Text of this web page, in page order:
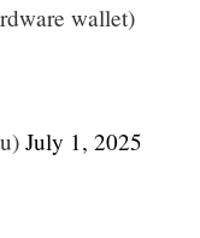
wallet)
July 1, 2025